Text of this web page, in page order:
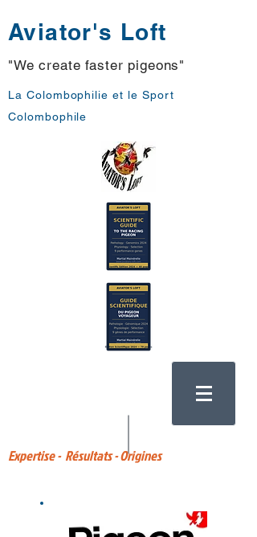
Aviator's Loft
"We create faster pigeons"
La Colombophilie et le Sport
Colombophile
Expertise - Résultats - Origines